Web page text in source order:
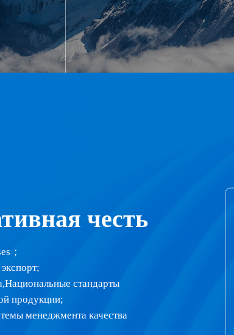
честь
；
стандарты
продукции;
менеджмента качества